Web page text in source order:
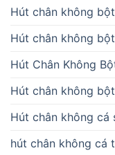
Hút chân không
Hút chân không
Hút Chân Không
Hút chân không
Hút chân không cá
hút chân không cá